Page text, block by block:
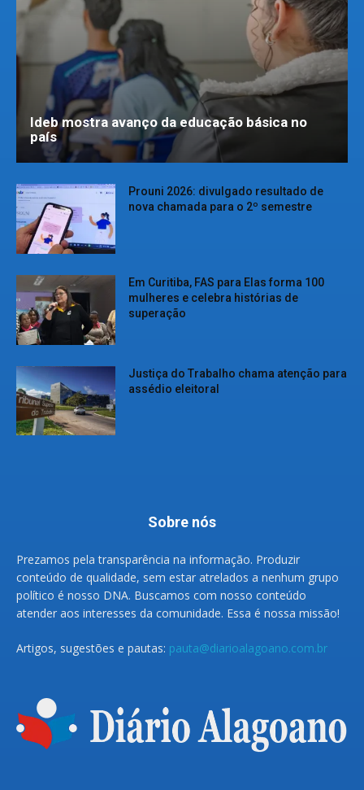
Ideb mostra avanço da educação básica no
país
Prouni 2026: divulgado resultado de
nova chamada para o 2º semestre
Em Curitiba, FAS para Elas forma 100
mulheres e celebra histórias de
superação
Justiça do Trabalho chama atenção para
assédio eleitoral
Sobre nós
Prezamos pela transparência na informação. Produzir
conteúdo de qualidade, sem estar atrelados a nenhum grupo
político é nosso DNA. Buscamos com nosso conteúdo
atender aos interesses da comunidade. Essa é nossa missão!
Artigos, sugestões e pautas: pauta@diarioalagoano.com.br